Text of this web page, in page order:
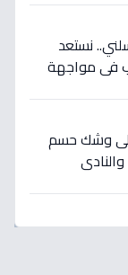
نستعد
في مواجهة
وشك حسم